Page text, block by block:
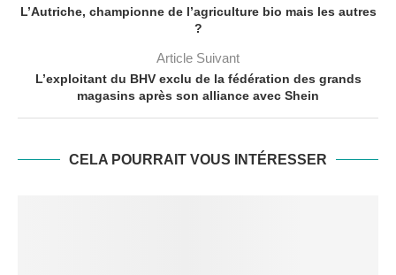
L’Autriche, championne de l’agriculture bio mais les autres
?
Article Suivant
L’exploitant du BHV exclu de la fédération des grands
magasins après son alliance avec Shein
CELA POURRAIT VOUS INTÉRESSER